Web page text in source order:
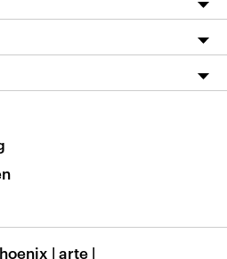
dlf.de
| arte |